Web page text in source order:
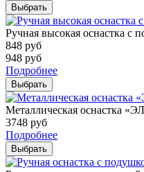
Выбрать
Ручная высокая оснастка с
848 руб
948 руб
Подробнее
Выбрать
Металлическая оснастка
3748 руб
Подробнее
Выбрать